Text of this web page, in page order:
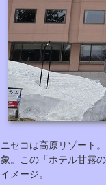
ニセコは高原リゾート
象。この「ホテル甘露
イメージ。